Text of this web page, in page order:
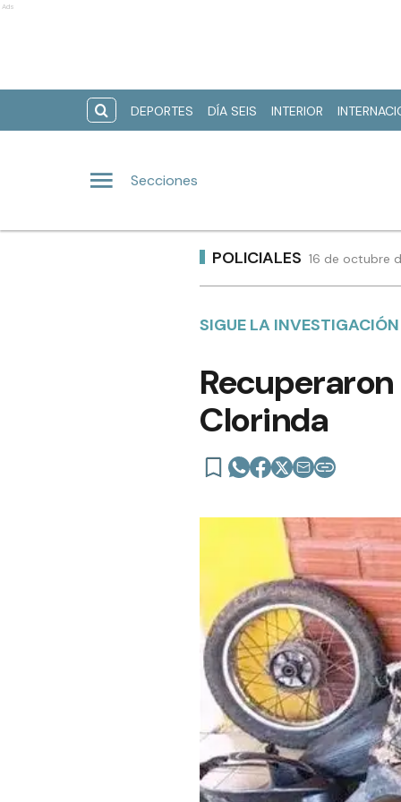
Ads
DEPORTES DÍA SEIS INTERIOR
Secciones
POLICIALES 16 de octubre
SIGUE LA
Clorinda